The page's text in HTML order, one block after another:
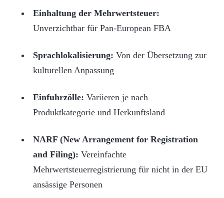
Einhaltung der Mehrwertsteuer:
Unverzichtbar für Pan-European FBA
Sprachlokalisierung: Von der Übersetzung zur
kulturellen Anpassung
Einfuhrzölle: Variieren je nach
Produktkategorie und Herkunftsland
NARF (New Arrangement for Registration
and Filing): Vereinfachte
Mehrwertsteuerregistrierung für nicht in der EU
ansässige Personen